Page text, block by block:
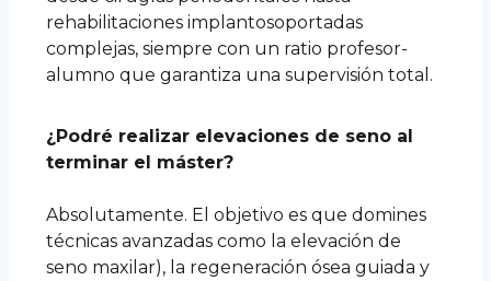
rehabilitaciones implantosoportadas
complejas, siempre con un ratio profesor-
alumno que garantiza una supervisión total.
¿Podré realizar elevaciones de seno al
terminar el máster?
Absolutamente. El objetivo es que domines
técnicas avanzadas como la elevación de
seno maxilar), la regeneración ósea guiada y